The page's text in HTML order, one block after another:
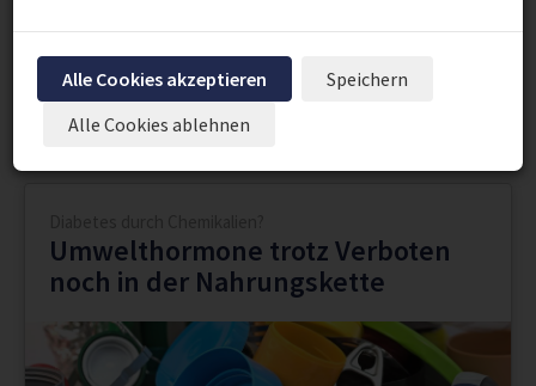
Seite 19 von 20.
Umwelthormone trotz Verboten
noch in der Nahrungskette
Alle Cookies akzeptieren
Speichern
Alle Cookies ablehnen